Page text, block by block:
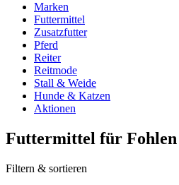
Marken
Futtermittel
Zusatzfutter
Pferd
Reiter
Reitmode
Stall & Weide
Hunde & Katzen
Aktionen
Futtermittel für
Filtern & sortieren